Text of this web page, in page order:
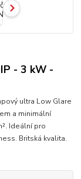
- 3 kW -
ultra Low Glare
a minimální
Ideální pro
Britská kvalita.